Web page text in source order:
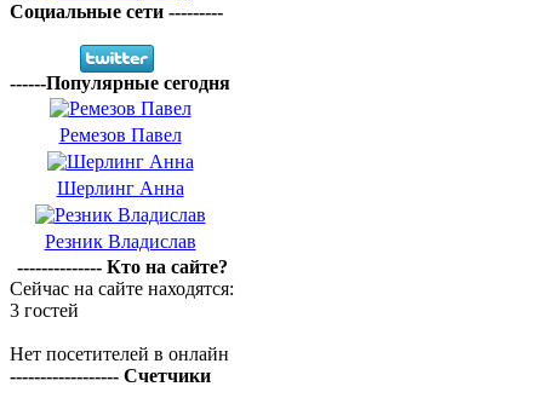
Социальные сети ---------
------Популярные сегодня
Ремезов Павел
Шерлинг Анна
Резник Владислав
-------------- Кто на сайте?
Сейчас на сайте находятся:
3 гостей
Нет посетителей в онлайн
------------------ Счетчики